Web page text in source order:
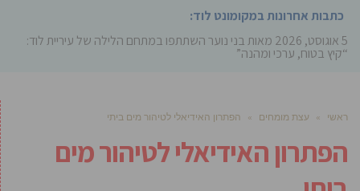
כתבות אחרונות במקומונט לוד:
5 אוגוסט, 2026
מאות בני נוער השתתפו במתחם הלילה של עיריית לוד:
“קיץ בטוח, ערכי ומהנה”
ראשי » עצת מומחים » הפתרון האידיאלי לטיהור מים ביתי
הפתרון האידיאלי לטיהור מים